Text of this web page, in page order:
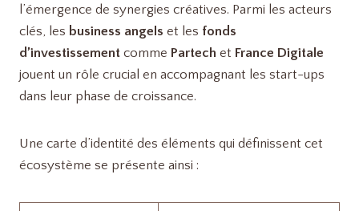
l’émergence de synergies créatives. Parmi les acteurs
clés, les business angels et les fonds
d’investissement comme Partech et France Digitale
jouent un rôle crucial en accompagnant les start-ups
dans leur phase de croissance.
Une carte d’identité des éléments qui définissent cet
écosystème se présente ainsi :